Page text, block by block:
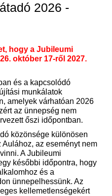
2026 -
hogy a Jubileumi
október 17-ről 2027.
és a kapcsolódó
munkálatok
amelyek várhatóan 2026
az ünnepség nem
őszi időpontban.
közönsége különösen
az eseményt nem
A Jubileumi
későbbi időpontra, hogy
és a
ünnepelhessünk. Az
kellemetlenségekért